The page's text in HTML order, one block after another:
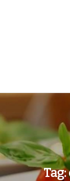
Tag: